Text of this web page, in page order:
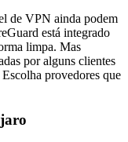
de VPN ainda podem
está integrado
limpa. Mas
por alguns clientes
provedores que